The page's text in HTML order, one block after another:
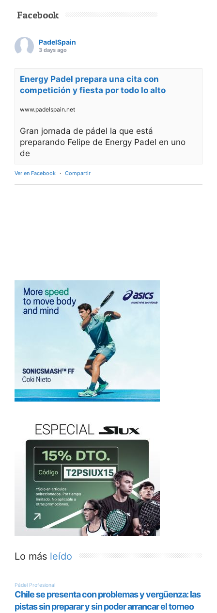
Facebook
PadelSpain
3 days ago
Energy Padel prepara una cita con
competición y fiesta por todo lo alto
www.padelspain.net
Gran jornada de pádel la que está
preparando Felipe de Energy Padel en uno
de
Ver en Facebook · Compartir
Lo más leído